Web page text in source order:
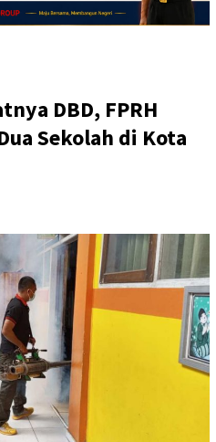
DBD, FPRH
Sekolah di Kota